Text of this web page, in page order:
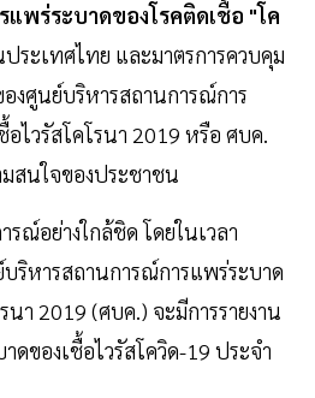
แพร่ระบาดของโรคติดเชื้อ "โค
ประเทศไทย และมาตรการควบคุม
งศูนย์บริหารสถานการณ์การ
ไวรัสโคโรนา 2019 หรือ ศบค.
สนใจของประชาชน
ณ์อย่างใกล้ชิด โดยในเวลา
ริหารสถานการณ์การแพร่ระบาด
นา 2019 (ศบค.) จะมีการรายงาน
ดของเชื้อไวรัสโควิด-19 ประจำ